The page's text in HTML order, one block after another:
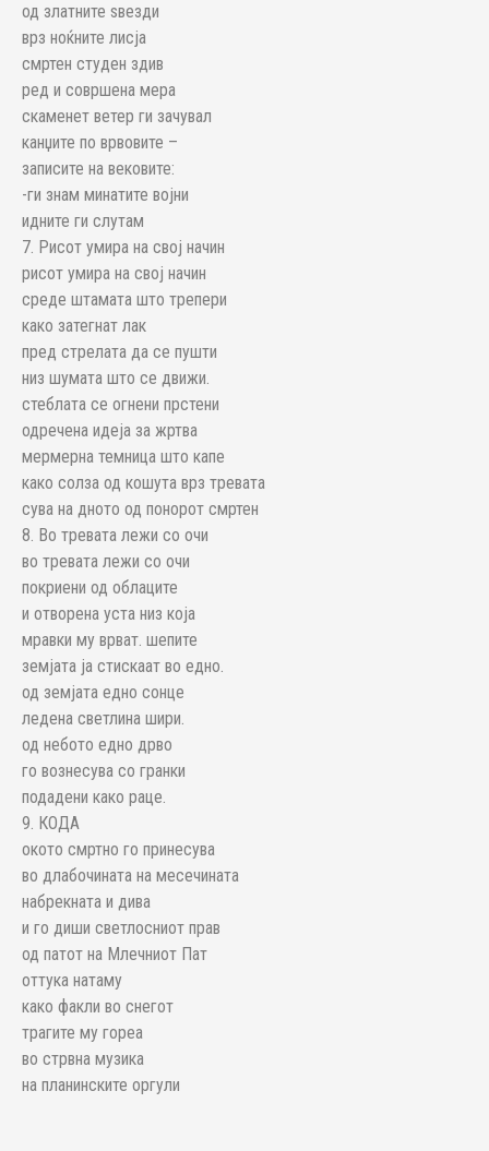
од златните ѕвезди
врз ноќните лисја
смртен студен здив
ред и совршена мера
скаменет ветер ги зачувал
канџите по врвовите –
записите на вековите:
-ги знам минатите војни
идните ги слутам
7. Рисот умира на свој начин
рисот умира на свој начин
среде штамата што трепери
како затегнат лак
пред стрелата да се пушти
низ шумата што се движи.
стеблата се огнени прстени
одречена идеја за жртва
мермерна темница што капе
како солза од кошута врз тревата
сува на дното од понорот смртен
8. Во тревата лежи со очи
во тревата лежи со очи
покриени од облаците
и отворена уста низ која
мравки му врват. шепите
земјата ја стискаат во едно.
од земјата едно сонце
ледена светлина шири.
од небото едно дрво
го вознесува со гранки
подадени како раце.
9. КОДА
окото смртно го принесува
во длабочината на месечината
набрекната и дива
и го диши светлосниот прав
од патот на Млечниот Пат
оттука натаму
како факли во снегот
трагите му гореа
во стрвна музика
на планинските оргули